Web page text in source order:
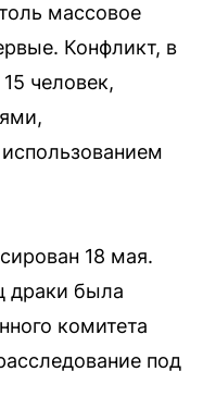
массовое
Конфликт, в
человек,
18 мая.
драки была
комитета
под